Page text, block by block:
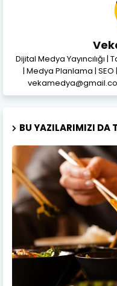
Dijital Medya Yayıncılığı |
| Medya Planlama | SEO
BU YAZILARIMIZI DA